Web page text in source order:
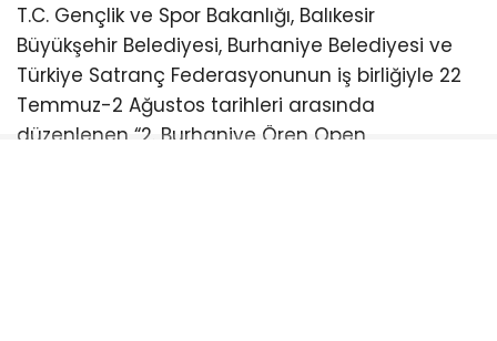
T.C. Gençlik ve Spor Bakanlığı, Balıkesir
Büyükşehir Belediyesi, Burhaniye Belediyesi ve
Türkiye Satranç Federasyonunun iş birliğiyle 22
Temmuz-2 Ağustos tarihleri arasında
düzenlenen “2. Burhaniye Ören Open